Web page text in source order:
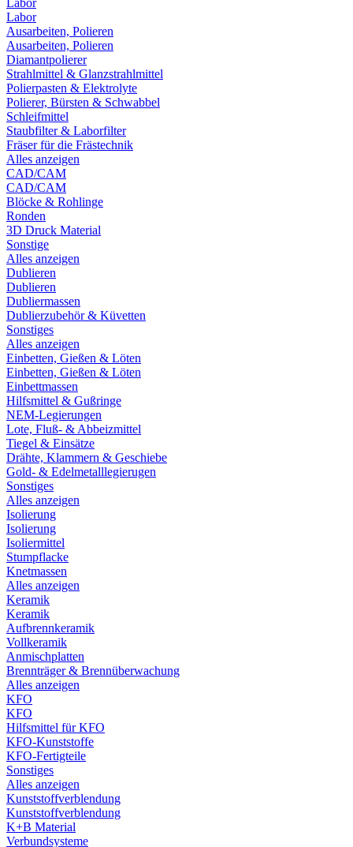
Labor
Labor
Ausarbeiten, Polieren
Ausarbeiten, Polieren
Diamantpolierer
Strahlmittel & Glanzstrahlmittel
Polierpasten & Elektrolyte
Polierer, Bürsten & Schwabbel
Schleifmittel
Staubfilter & Laborfilter
Fräser für die Frästechnik
Alles anzeigen
CAD/CAM
CAD/CAM
Blöcke & Rohlinge
Ronden
3D Druck Material
Sonstige
Alles anzeigen
Dublieren
Dublieren
Dubliermassen
Dublierzubehör & Küvetten
Sonstiges
Alles anzeigen
Einbetten, Gießen & Löten
Einbetten, Gießen & Löten
Einbettmassen
Hilfsmittel & Gußringe
NEM-Legierungen
Lote, Fluß- & Abbeizmittel
Tiegel & Einsätze
Drähte, Klammern & Geschiebe
Gold- & Edelmetalllegierugen
Sonstiges
Alles anzeigen
Isolierung
Isolierung
Isoliermittel
Stumpflacke
Knetmassen
Alles anzeigen
Keramik
Keramik
Aufbrennkeramik
Vollkeramik
Anmischplatten
Brennträger & Brennüberwachung
Alles anzeigen
KFO
KFO
Hilfsmittel für KFO
KFO-Kunststoffe
KFO-Fertigteile
Sonstiges
Alles anzeigen
Kunststoffverblendung
Kunststoffverblendung
K+B Material
Verbundsysteme